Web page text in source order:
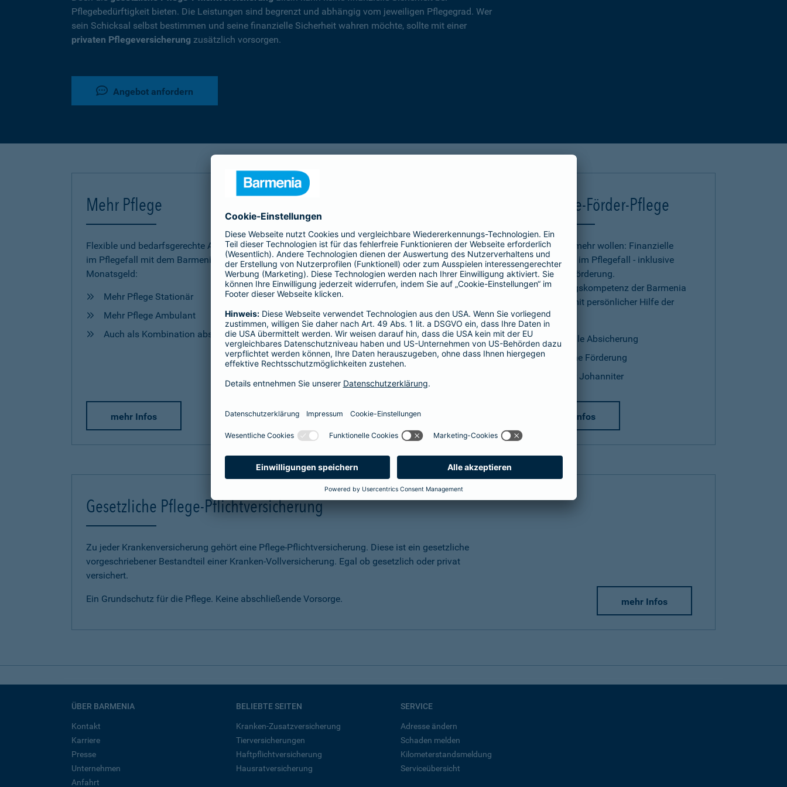
Pflegebedürftigkeit bieten. Die Leistungen sind begrenzt und abhängig vom jeweiligen Pflegegrad. Wer
sein Schicksal selbst bestimmen und seine finanzielle Sicherheit wahren möchte, sollte mit einer
privaten Pflegeversicherung zusätzlich vorsorgen.
Angebot anfordern
Mehr Pflege
Flexible und bedarfsgerechte Absicherung
im Pflegefall mit dem Barmenia Pflege-
Monatsgeld:
Mehr Pflege Stationär
Mehr Pflege Ambulant
Auch als Kombination abschließbar
mehr Infos
Ein erster Schritt in Richtung Pflegeab­
sicherung: Praktische Hilfe und
Unterstützung in allen Phasen einer
Pflegesituation.
Hilfe
Unterstützung
mehr Infos
Deutsche-Förder-Pflege
Für alle, die mehr wollen: Finanzielle
Absicherung im Pflegefall - inklusive
staatlicher Förderung.
Versicherungskompetenz der Barmenia
kombiniert mit persönlicher Hilfe der
Johanniter.
finanzielle Absicherung
staatliche Förderung
Hilfe der Johanniter
mehr Infos
Gesetzliche Pflege-Pflichtversicherung
Zu jeder Krankenversicherung gehört eine Pflege-Pflichtversicherung. Diese ist ein gesetzliche
vorgeschriebener Bestandteil einer Kranken-Vollversicherung. Egal ob gesetzlich oder privat
versichert.
Ein Grundschutz für die Pflege. Keine abschließende Vorsorge. mehr Infos
ÜBER BARMENIA
Kontakt
Karriere
Presse
Unternehmen
Anfahrt
BELIEBTE SEITEN
Kranken-Zusatzversicherung
Tierversicherungen
Haftpflichtversicherung
Hausratversicherung
SERVICE
Adresse ändern
Schaden melden
Kilometerstandsmeldung
Serviceübersicht